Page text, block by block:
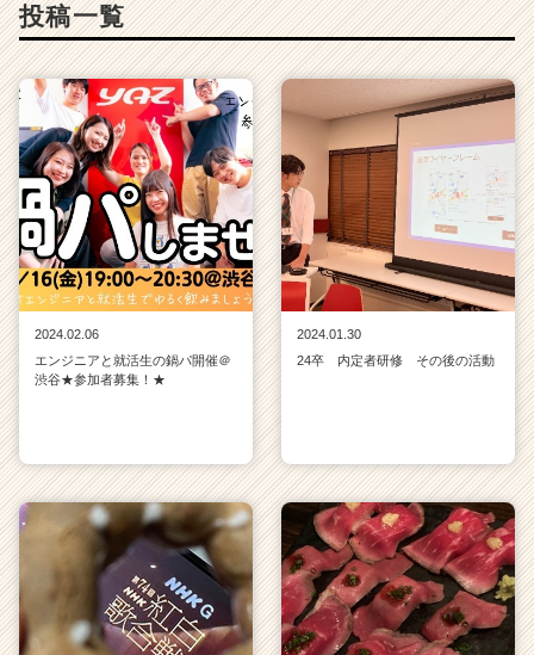
イ
ト
チ
ア
キ
ャ
リ
ア
（C
h
e
e
r）
投稿一覧
2024.02.06
エンジニアと就活生の鍋パ開催＠
渋谷★参加者募集！★
2024.01.30
24卒 内定者研修 その後の活動